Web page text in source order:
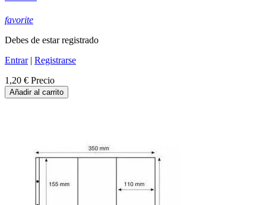
favorite
Debes de estar registrado
Entrar| Registrarse
1,20 € Precio
Añadir al carrito